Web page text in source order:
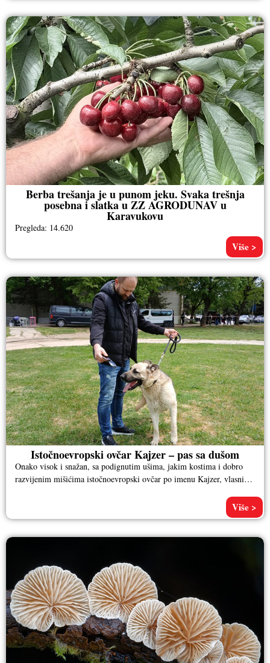
Berba trešanja je u punom jeku. Svaka trešnja
posebna i slatka u ZZ AGRODUNAV u
Karavukovu
Pregleda: 14.620
Više >
Istočnoevropski ovčar Kajzer – pas sa dušom
Onako visok i snažan, sa podignutim ušima, jakim kostima i dobro
razvijenim mišićima istočnoevropski ovčar po imenu Kajzer, vlasnika
Više >